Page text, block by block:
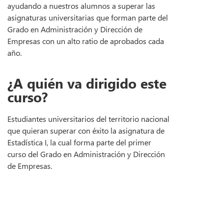
ayudando a nuestros alumnos a superar las
asignaturas universitarias que forman parte del
Grado en Administración y Dirección de
Empresas con un alto ratio de aprobados cada
año.
¿A quién va dirigido este
curso?
Estudiantes universitarios del territorio nacional
que quieran superar con éxito la asignatura de
Estadística I, la cual forma parte del primer
curso del Grado en Administración y Dirección
de Empresas.